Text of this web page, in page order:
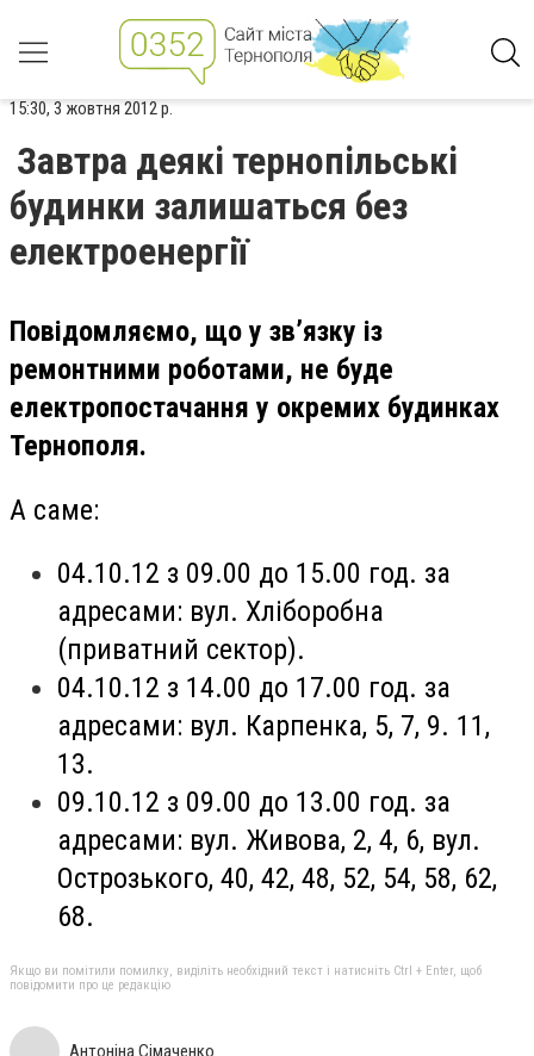
15:30, 3 жовтня 2012 р.
Завтра деякі тернопільські
будинки залишаться без
електроенергії
Повідомляємо, що у зв’язку із
ремонтними роботами, не буде
електропостачання у окремих будинках
Тернополя.
А саме:
04.10.12 з 09.00 до 15.00 год. за
адресами: вул. Хліборобна
(приватний сектор).
04.10.12 з 14.00 до 17.00 год. за
адресами: вул. Карпенка, 5, 7, 9. 11,
13.
09.10.12 з 09.00 до 13.00 год. за
адресами: вул. Живова, 2, 4, 6, вул.
Острозького, 40, 42, 48, 52, 54, 58, 62,
68.
Якщо ви помітили помилку, виділіть необхідний текст і натисніть Ctrl + Enter, щоб
повідомити про це редакцію
Антоніна Сімаченко